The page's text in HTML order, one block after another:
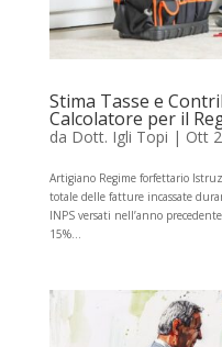
Stima Tasse e
Calcolatore per il
da Dott. Igli Topi | Ott
Artigiano Regime forfettario
totale delle fatture incassate
INPS versati nell’anno
15%...